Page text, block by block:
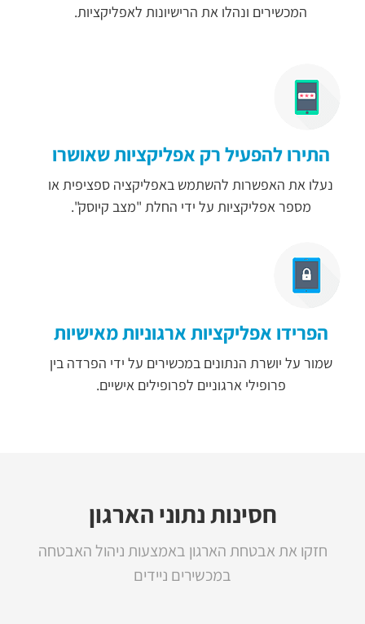
המכשירים ונהלו את הרישיונות לאפליקציות.
התירו להפעיל רק אפליקציות שאושרו
נעלו את האפשרות להשתמש באפליקציה ספציפית או
מספר אפליקציות על ידי החלת "מצב קיוסק".
הפרידו אפליקציות ארגוניות מאישיות
שמור על יושרת הנתונים במכשירים על ידי הפרדה בין
פרופילי ארגוניים לפרופילים אישיים.
חסינות נתוני הארגון
חזקו את אבטחת הארגון באמצעות ניהול האבטחה
במכשירים ניידים